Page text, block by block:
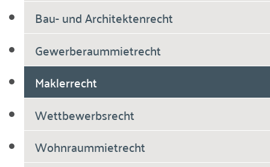
Bau- und Architektenrecht
Gewerberaummietrecht
Maklerrecht
Wettbewerbsrecht
Wohnraummietrecht